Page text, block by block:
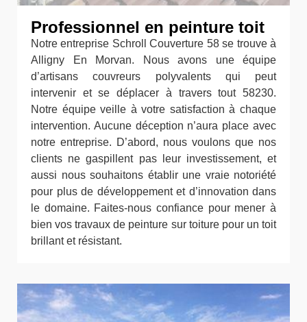
Professionnel en peinture toit
Notre entreprise Schroll Couverture 58 se trouve à
Alligny En Morvan. Nous avons une équipe
d’artisans couvreurs polyvalents qui peut
intervenir et se déplacer à travers tout 58230.
Notre équipe veille à votre satisfaction à chaque
intervention. Aucune déception n’aura place avec
notre entreprise. D’abord, nous voulons que nos
clients ne gaspillent pas leur investissement, et
aussi nous souhaitons établir une vraie notoriété
pour plus de développement et d’innovation dans
le domaine. Faites-nous confiance pour mener à
bien vos travaux de peinture sur toiture pour un toit
brillant et résistant.